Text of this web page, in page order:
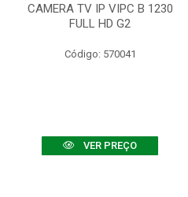
CAMERA TV IP VIPC B 1230
FULL HD G2
Código: 570041
VER PREÇO